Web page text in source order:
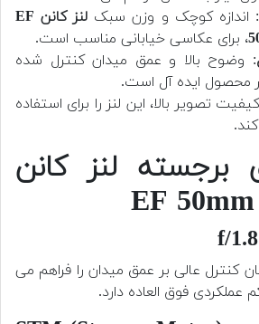
: اندازه کوچک و وزن سبک
لنز کانن EF
، برای عکاسی خیابانی مناسب است.
: وضوح بالا و عمق میدان کنترل شده
محصول ایده آل است.
تصویر بالا، این لنز را برای استفاده
برجسته لنز کانن
EF
کنترل عالی بر عمق میدان را فراهم می
عملکردی فوق العاده دارد.